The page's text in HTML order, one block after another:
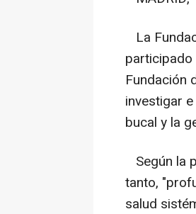
La
participado
Fundación
investigar
bucal y la
Según la
tanto,
salud